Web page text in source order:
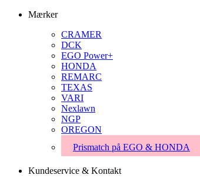
Mærker
CRAMER
DCK
EGO Power+
HONDA
REMARC
TEXAS
VARI
Nexlawn
NGP
OREGON
Prismatch på EGO & HONDA
Kundeservice & Kontakt